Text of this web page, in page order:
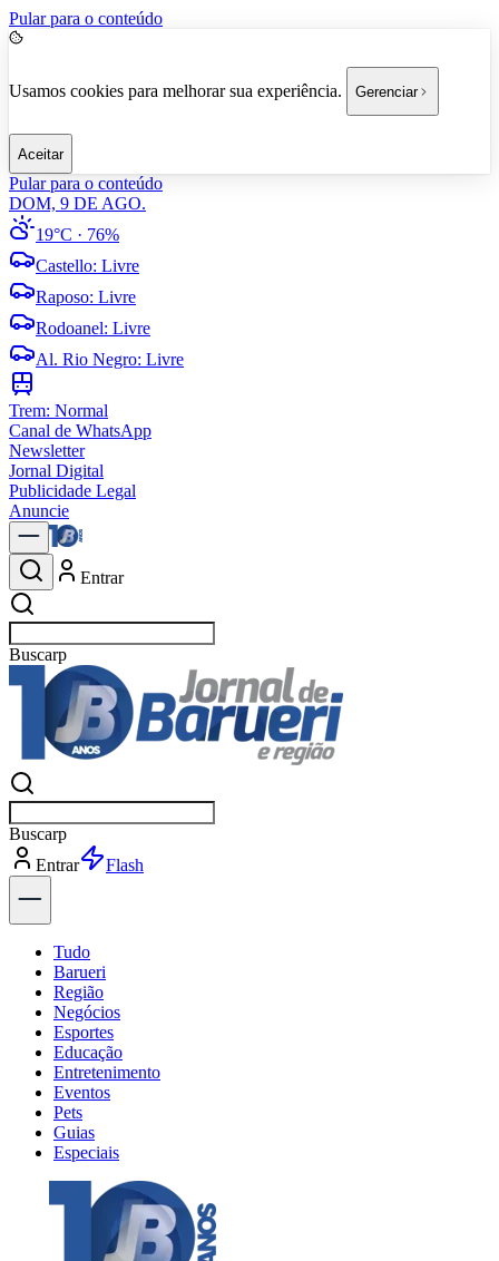
Pular para o conteúdo
Usamos cookies para melhorar sua experiência. Gerenciar
Aceitar
Pular para o conteúdo
DOM, 9 DE AGO.
19°C · 76%
Castello: Livre
Raposo: Livre
Rodoanel: Livre
Al. Rio Negro: Livre
Trem: Normal
Canal de WhatsApp
Newsletter
Jornal Digital
Publicidade Legal
Anuncie
Entrar
Buscar
Buscar
Entrar
Explorar
Tudo
Barueri
Região
Negócios
Esportes
Educação
Entretenimento
Eventos
Pets
Guias
Especiais
Explore Tudo
Últimas Notícias
Previsão do Tempo
Trânsito e Rotas